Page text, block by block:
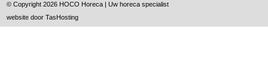
© Copyright 2026 HOCO Horeca | Uw horeca specialist
website doorTasHosting